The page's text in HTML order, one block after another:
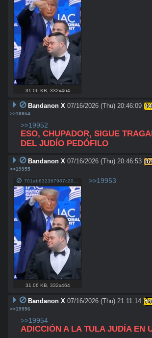
31.06 KB 332x464
Bandanon X 07/16/2026 (Thu) 20:46:09
>>19954
>>19952
ESO, CHUPADOR, SIGUE
DEL JUDÍO PEDÓFILO
Bandanon X 07/16/2026 (Thu) 20:46:53
>>19955
701ab632367987c20e02d24e8f9898d9db7ac31652348911ffd9d288c6e4b780.jpg
31.06 KB, 332x464
>>19953
Bandanon X 07/16/2026 (Thu) 21:11:14
>>19956
>>19954
ADICCIÓN A LA TULA JUDÍA EN